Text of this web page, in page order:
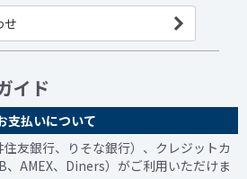
せ
イド
支払いについて
友銀行、りそな銀行）、クレジットカ
、AMEX、Diners）がご利用いただけま